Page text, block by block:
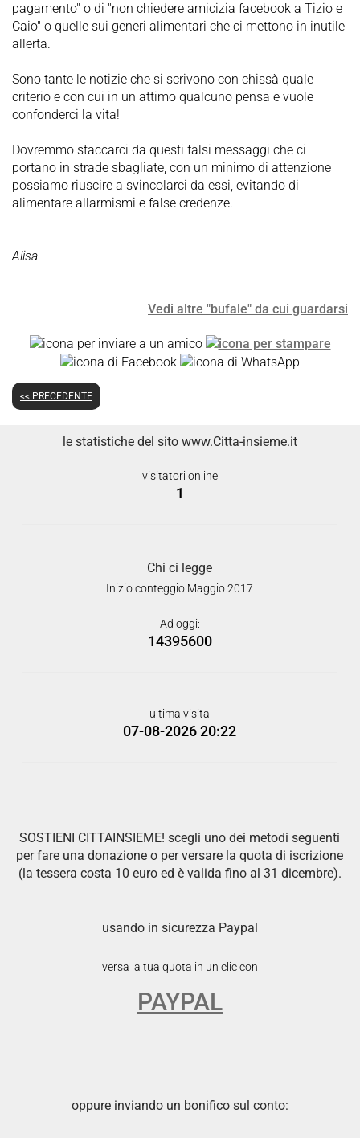
pagamento" o di "non chiedere amicizia facebook a Tizio e
Caio" o quelle sui generi alimentari che ci mettono in inutile
allerta.
Sono tante le notizie che si scrivono con chissà quale
criterio e con cui in un attimo qualcuno pensa e vuole
confonderci la vita!
Dovremmo staccarci da questi falsi messaggi che ci
portano in strade sbagliate, con un minimo di attenzione
possiamo riuscire a svincolarci da essi, evitando di
alimentare allarmismi e false credenze.
Alisa
Vedi altre "bufale" da cui guardarsi
<< PRECEDENTE
le statistiche del sito www.Citta-insieme.it
visitatori online
1
Chi ci legge
Inizio conteggio Maggio 2017
Ad oggi:
14395600
ultima visita
07-08-2026 20:22
SOSTIENI CITTAINSIEME! scegli uno dei metodi seguenti
per fare una donazione o per versare la quota di iscrizione
(la tessera costa 10 euro ed è valida fino al 31 dicembre).
usando in sicurezza Paypal
versa la tua quota in un clic con
PAYPAL
oppure inviando un bonifico sul conto: